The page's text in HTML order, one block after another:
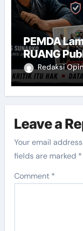
PEMDA
RUANG
Redaksi
Leave a
Your email
fields are marked *
Comment *